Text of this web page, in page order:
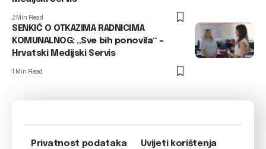
2 Min Read
SENKIĆ O OTKAZIMA RADNICIMA
KOMUNALNOG: „Sve bih ponovila“ –
Hrvatski Medijski Servis
1 Min Read
Privatnost podataka Uvijeti korištenja